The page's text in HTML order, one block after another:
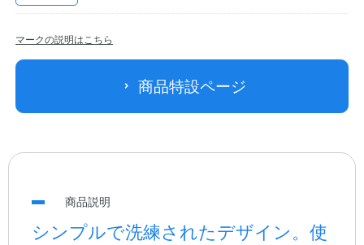
マークの説明はこちら
商品特設ページ
商品説明
シンプルで洗練されたデザイン。使